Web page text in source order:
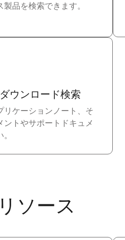
品を検索できます。
ウンロード検索
リケーションノート、そ
トやサポートドキュメ
ソース